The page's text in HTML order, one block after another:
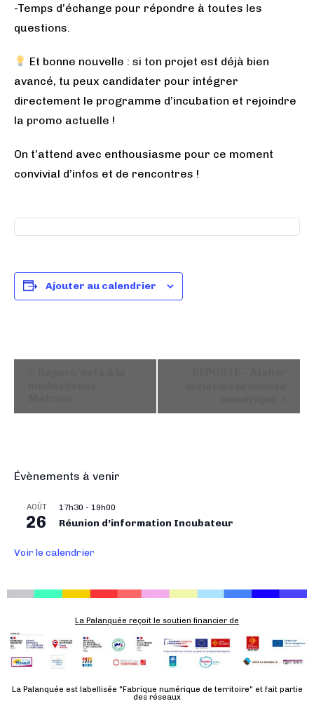
-Temps d’échange pour répondre à toutes les
questions.
Et bonne nouvelle : si ton projet est déjà bien
avancé, tu peux candidater pour intégrer
directement le programme d’incubation et rejoindre
la promo actuelle !
On t’attend avec enthousiasme pour ce moment
convivial d’infos et de rencontres !
Ajouter au calendrier
t
v
n
m
e
n
Évènements à venir
AOÛT
26
17h30 - 19h00
Réunion d’information Incubateur
Voir le calendrier
La Palanquée reçoit le soutien financier de
La Palanquée est labellisée "Fabrique numérique de territoire" et fait partie
des réseaux